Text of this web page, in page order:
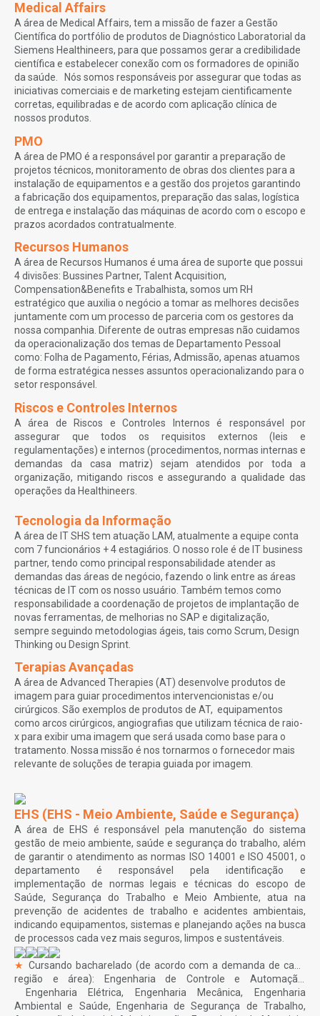
Medical Affairs
A área de Medical Affairs, tem a missão de fazer a Gestão
Científica do portfólio de produtos de Diagnóstico Laboratorial da
Siemens Healthineers, para que possamos gerar a credibilidade
científica e estabelecer conexão com os formadores de opinião
da saúde. Nós somos responsáveis por assegurar que todas as
iniciativas comerciais e de marketing estejam cientificamente
corretas, equilibradas e de acordo com aplicação clínica de
nossos produtos.
PMO
A área de PMO é a responsável por garantir a preparação de
projetos técnicos, monitoramento de obras dos clientes para a
instalação de equipamentos e a gestão dos projetos garantindo
a fabricação dos equipamentos, preparação das salas, logística
de entrega e instalação das máquinas de acordo com o escopo e
prazos acordados contratualmente.
Recursos Humanos
A área de Recursos Humanos é uma área de suporte que possui
4 divisões: Bussines Partner, Talent Acquisition,
Compensation&Benefits e Trabalhista, somos um RH
estratégico que auxilia o negócio a tomar as melhores decisões
juntamente com um processo de parceria com os gestores da
nossa companhia. Diferente de outras empresas não cuidamos
da operacionalização dos temas de Departamento Pessoal
como: Folha de Pagamento, Férias, Admissão, apenas atuamos
de forma estratégica nesses assuntos operacionalizando para o
setor responsável.
Riscos e Controles Internos
A área de Riscos e Controles Internos é responsável por
assegurar que todos os requisitos externos (leis e
regulamentações) e internos (procedimentos, normas internas e
demandas da casa matriz) sejam atendidos por toda a
organização, mitigando riscos e assegurando a qualidade das
operações da Healthineers.
Tecnologia da Informação
A área de IT SHS tem atuação LAM, atualmente a equipe conta
com 7 funcionários + 4 estagiários. O nosso role é de IT business
partner, tendo como principal responsabilidade atender as
demandas das áreas de negócio, fazendo o link entre as áreas
técnicas de IT com os nosso usuário. Também temos como
responsabilidade a coordenação de projetos de implantação de
novas ferramentas, de melhorias no SAP e digitalização,
sempre seguindo metodologias ágeis, tais como Scrum, Design
Thinking ou Design Sprint.
Terapias Avançadas
A área de Advanced Therapies (AT) desenvolve produtos de
imagem para guiar procedimentos intervencionistas e/ou
cirúrgicos. São exemplos de produtos de AT, equipamentos
como arcos cirúrgicos, angiografias que utilizam técnica de raio-
x para exibir uma imagem que será usada como base para o
tratamento. Nossa missão é nos tornarmos o fornecedor mais
relevante de soluções de terapia guiada por imagem.
EHS (EHS - Meio Ambiente, Saúde e Segurança)
A área de EHS é responsável pela manutenção do sistema
gestão de meio ambiente, saúde e segurança do trabalho, além
de garantir o atendimento as normas ISO 14001 e ISO 45001, o
departamento é responsável pela identificação e
implementação de normas legais e técnicas do escopo de
Saúde, Segurança do Trabalho e Meio Ambiente, atua na
prevenção de acidentes de trabalho e acidentes ambientais,
indicando equipamentos, sistemas e planejando ações na busca
de processos cada vez mais seguros, limpos e sustentáveis.
★ Cursando bacharelado (de acordo com a demanda de cada
região e área):
Engenharia de Controle e Automação,
Engenharia Elétrica, Engenharia Mecânica, Engenharia
Ambiental e Saúde, Engenharia de Segurança de Trabalho,